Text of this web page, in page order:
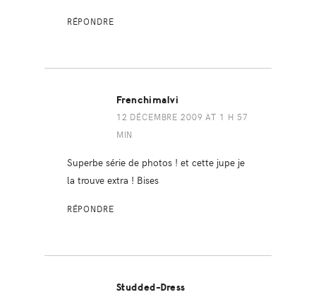
RÉPONDRE
Frenchimalvi
12 DÉCEMBRE 2009 AT 1 H 57
MIN
Superbe série de photos ! et cette jupe je
la trouve extra ! Bises
RÉPONDRE
Studded-Dress